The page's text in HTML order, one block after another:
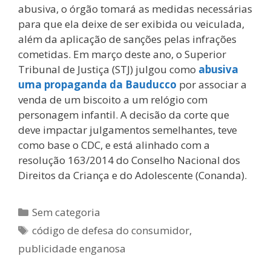
abusiva, o órgão tomará as medidas necessárias
para que ela deixe de ser exibida ou veiculada,
além da aplicação de sanções pelas infrações
cometidas. Em março deste ano, o Superior
Tribunal de Justiça (STJ) julgou como abusiva
uma propaganda da Bauducco por associar a
venda de um biscoito a um relógio com
personagem infantil. A decisão da corte que
deve impactar julgamentos semelhantes, teve
como base o CDC, e está alinhado com a
resolução 163/2014 do Conselho Nacional dos
Direitos da Criança e do Adolescente (Conanda).
Sem categoria
código de defesa do consumidor,
publicidade enganosa